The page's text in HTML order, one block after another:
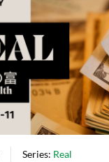
Series: Real